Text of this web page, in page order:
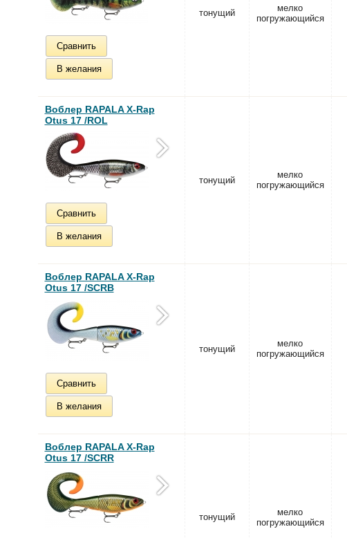
Сравнить
В желания
тонущий
мелко
погружающийся
Воблер RAPALA X-Rap
Otus 17 /ROL
Сравнить
В желания
тонущий
мелко
погружающийся
Воблер RAPALA X-Rap
Otus 17 /SCRB
Сравнить
В желания
тонущий
мелко
погружающийся
Воблер RAPALA X-Rap
Otus 17 /SCRR
тонущий
мелко
погружающийся